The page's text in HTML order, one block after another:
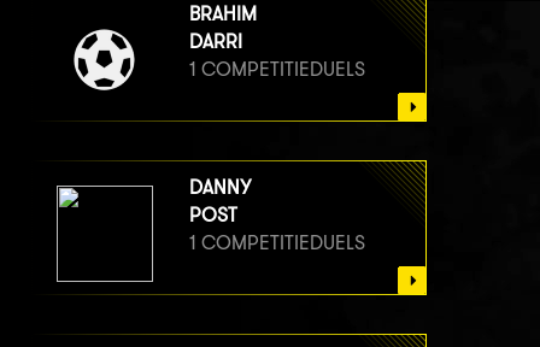
BRAHIM
DARRI
1 COMPETITIEDUELS
DANNY
POST
1 COMPETITIEDUELS